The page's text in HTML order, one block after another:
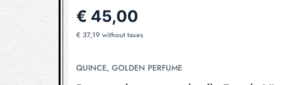
€ 45,00
€ 37,19 without taxes
QUINCE, GOLDEN PERFUME